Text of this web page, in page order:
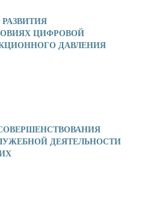
ЦИФРОВОЙ
ДАВЛЕНИЯ
ДЕЯТЕЛЬНОСТИ